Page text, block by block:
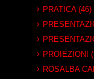
PRATICA (46)
PROIEZIONI
ROSALBA